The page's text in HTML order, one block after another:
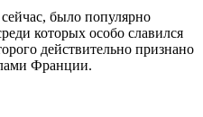
было популярно
которых особо славился
действительно признано
Франции.